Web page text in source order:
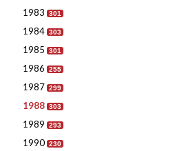
1983 301
1984 303
1985 301
1986 255
1987 299
1988 303
1989 293
1990 230